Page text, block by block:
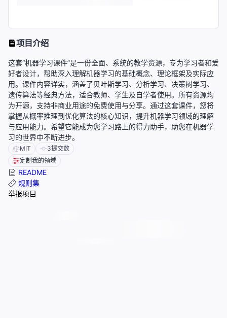
项目介绍
这套“机器学习课件”是一份全面、系统的教学资源，专为学习者和爱
好者设计，帮助深入理解机器学习的基础概念、理论框架及实际应
用。课件内容详实，涵盖了贝叶斯学习、分析学习、决策树学习、
遗传算法等经典方法，适合教师、学生及自学者使用。所有资源均
为开源，支持非商业用途的免费使用与分享。通过这套课件，您将
掌握从概率推理到优化算法的核心知识，提升机器学习领域的理解
与应用能力。希望它能成为您学习路上的得力助手，助您在机器学
习的世界中不断进步。
MIT 3提交数
定制我的领域
README
规则集
举报项目